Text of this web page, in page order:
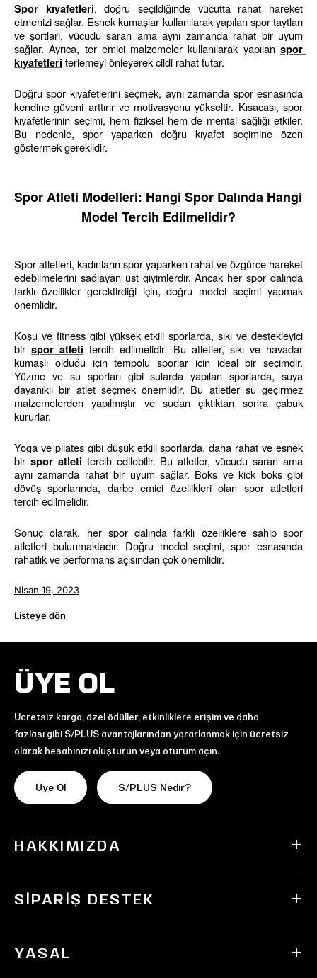
Spor kıyafetleri, doğru seçildiğinde vücutta rahat hareket
etmenizi sağlar. Esnek kumaşlar kullanılarak yapılan spor taytları
ve şortları, vücudu saran ama aynı zamanda rahat bir uyum
sağlar. Ayrıca, ter emici malzemeler kullanılarak yapılan spor
kıyafetleri terlemeyi önleyerek cildi rahat tutar.
Doğru spor kıyafetlerini seçmek, aynı zamanda spor esnasında
kendine güveni arttırır ve motivasyonu yükseltir. Kısacası, spor
kıyafetlerinin seçimi, hem fiziksel hem de mental sağlığı etkiler.
Bu nedenle, spor yaparken doğru kıyafet seçimine özen
göstermek gereklidir.
Spor Atleti Modelleri: Hangi Spor Dalında Hangi
Model Tercih Edilmelidir?
Spor atletleri, kadınların spor yaparken rahat ve özgürce hareket
edebilmelerini sağlayan üst giyimlerdir. Ancak her spor dalında
farklı özellikler gerektirdiği için, doğru model seçimi yapmak
önemlidir.
Koşu ve fitness gibi yüksek etkili sporlarda, sıkı ve destekleyici
bir spor atleti tercih edilmelidir. Bu atletler, sıkı ve havadar
kumaşlı olduğu için tempolu sporlar için ideal bir seçimdir.
Yüzme ve su sporları gibi sularda yapılan sporlarda, suya
dayanıklı bir atlet seçmek önemlidir. Bu atletler su geçirmez
malzemelerden yapılmıştır ve sudan çıktıktan sonra çabuk
kururlar.
Yoga ve pilates gibi düşük etkili sporlarda, daha rahat ve esnek
bir spor atleti tercih edilebilir. Bu atletler, vücudu saran ama
aynı zamanda rahat bir uyum sağlar. Boks ve kick boks gibi
dövüş sporlarında, darbe emici özellikleri olan spor atletleri
tercih edilmelidir.
Sonuç olarak, her spor dalında farklı özelliklere sahip spor
atletleri bulunmaktadır. Doğru model seçimi, spor esnasında
rahatlık ve performans açısından çok önemlidir.
Nisan 19, 2023
Listeye dön
ÜYE OL
Ücretsiz kargo, özel ödüller, etkinliklere erişim ve daha
fazlası gibi S/PLUS avantajlarından yararlanmak için ücretsiz
olarak hesabınızı oluşturun veya oturum açın.
Üye Ol S/PLUS Nedir?
HAKKIMIZDA
SIPARIŞ DESTEK
YASAL